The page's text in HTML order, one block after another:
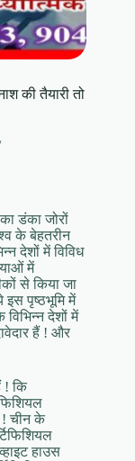
की तैयारी तो
डंका जोरों
के बेहतरीन
देशों में विविध
में
से किया जा
इस पृष्ठभूमि में
देशों में
हैं ! और
! कि
! चीन के
हाउस